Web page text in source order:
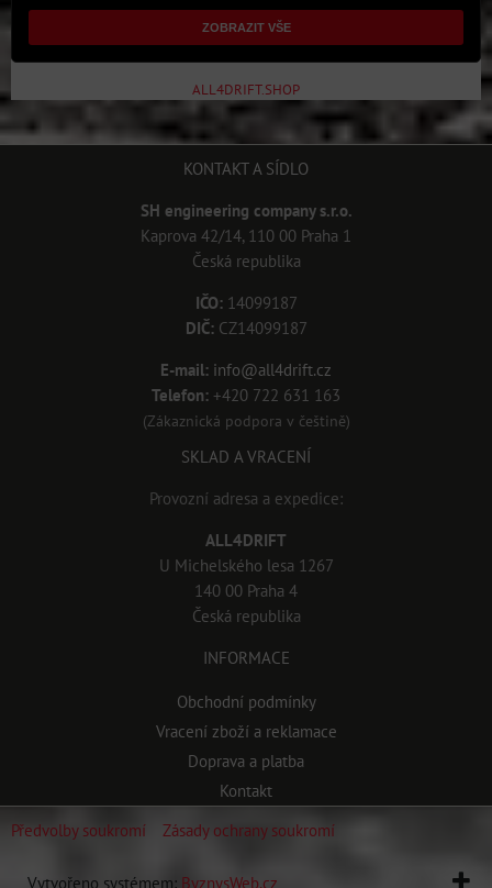
ZOBRAZIT VŠE
ALL4DRIFT.SHOP
KONTAKT A SÍDLO
SH engineering company s.r.o.
Kaprova 42/14, 110 00 Praha 1
Česká republika
IČO:14099187
DIČ:CZ14099187
E-mail: info@all4drift.cz
Telefon: +420 722 631 163
(Zákaznická podpora v češtině)
SKLAD A VRACENÍ
Provozní adresa a expedice:
ALL4DRIFT
U Michelského lesa 1267
140 00 Praha 4
Česká republika
INFORMACE
Obchodní podmínky
Vracení zboží a reklamace
Doprava a platba
Kontakt
Předvolby soukromí
Zásady ochrany soukromí
Vytvořeno systémem: ByznysWeb.cz